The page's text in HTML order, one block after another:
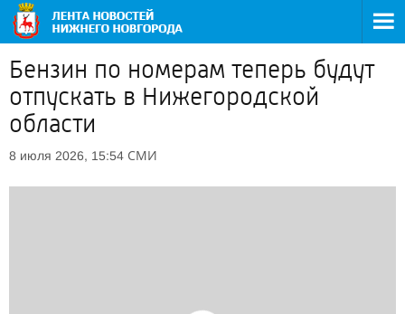
Бензин по номерам теперь будут
отпускать в Нижегородской
области
8 июля 2026, 15:54 СМИ